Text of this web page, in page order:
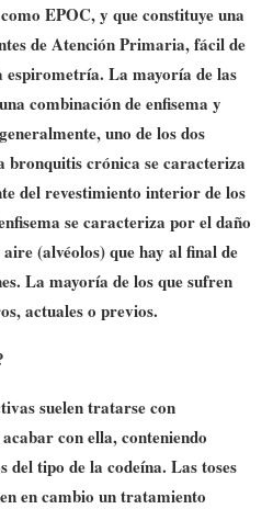
EPOC, y que constituye una
de Atención Primaria, fácil de
espirometría. La mayoría de las
combinación de enfisema y
uno de los dos
bronquitis crónica se caracteriza
del revestimiento interior de los
se caracteriza por el daño
(alvéolos) que hay al final de
La mayoría de los que sufren
actuales o previos.
suelen tratarse con
con ella, conteniendo
del tipo de la codeína. Las toses
en cambio un tratamiento